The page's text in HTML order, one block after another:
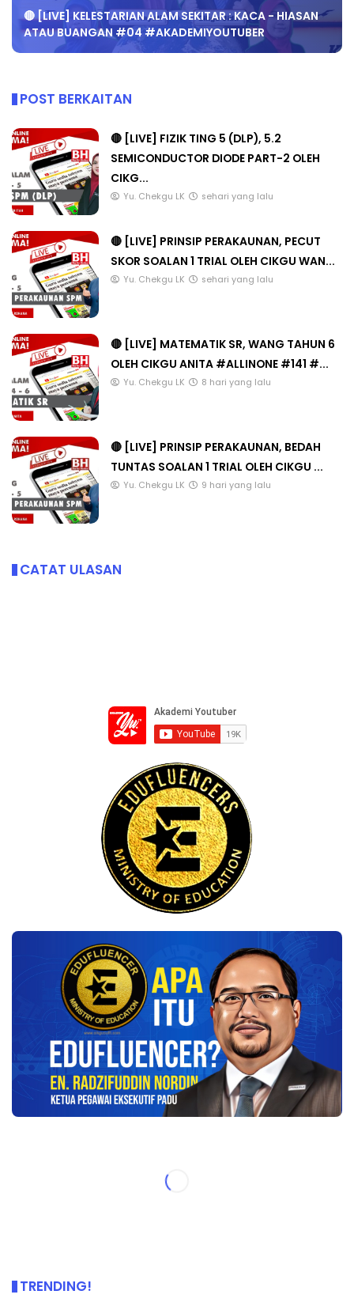
🔴 [LIVE] KELESTARIAN ALAM SEKITAR : KACA - HIASAN
ATAU BUANGAN #04 #AKADEMIYOUTUBER
POST BERKAITAN
🔴 [LIVE] FIZIK TING 5 (DLP), 5.2
SEMICONDUCTOR DIODE PART-2 OLEH
CIKG...
Yu. Chekgu LK sehari yang lalu
🔴 [LIVE] PRINSIP PERAKAUNAN, PECUT
SKOR SOALAN 1 TRIAL OLEH CIKGU WAN...
Yu. Chekgu LK sehari yang lalu
🔴 [LIVE] MATEMATIK SR, WANG TAHUN 6
OLEH CIKGU ANITA #ALLINONE #141 #...
Yu. Chekgu LK 8 hari yang lalu
🔴 [LIVE] PRINSIP PERAKAUNAN, BEDAH
TUNTAS SOALAN 1 TRIAL OLEH CIKGU ...
Yu. Chekgu LK 9 hari yang lalu
CATAT ULASAN
TRENDING!